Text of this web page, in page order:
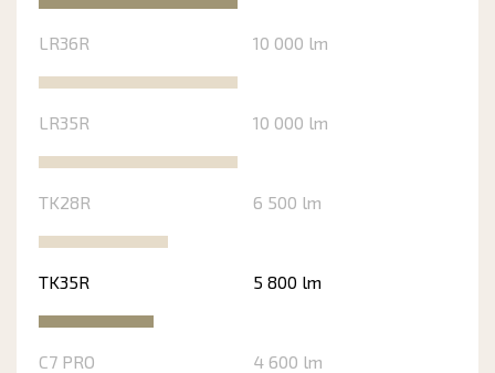
LR36R 10 000 lm
LR35R 10 000 lm
TK28R 6 500 lm
TK35R 5 800 lm
C7 PRO 4 600 lm